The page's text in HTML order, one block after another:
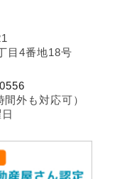
目4番地18号
外も対応可）